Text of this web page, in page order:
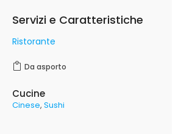
Servizi e Caratteristiche
Ristorante
Da asporto
Cucine
Cinese Sushi